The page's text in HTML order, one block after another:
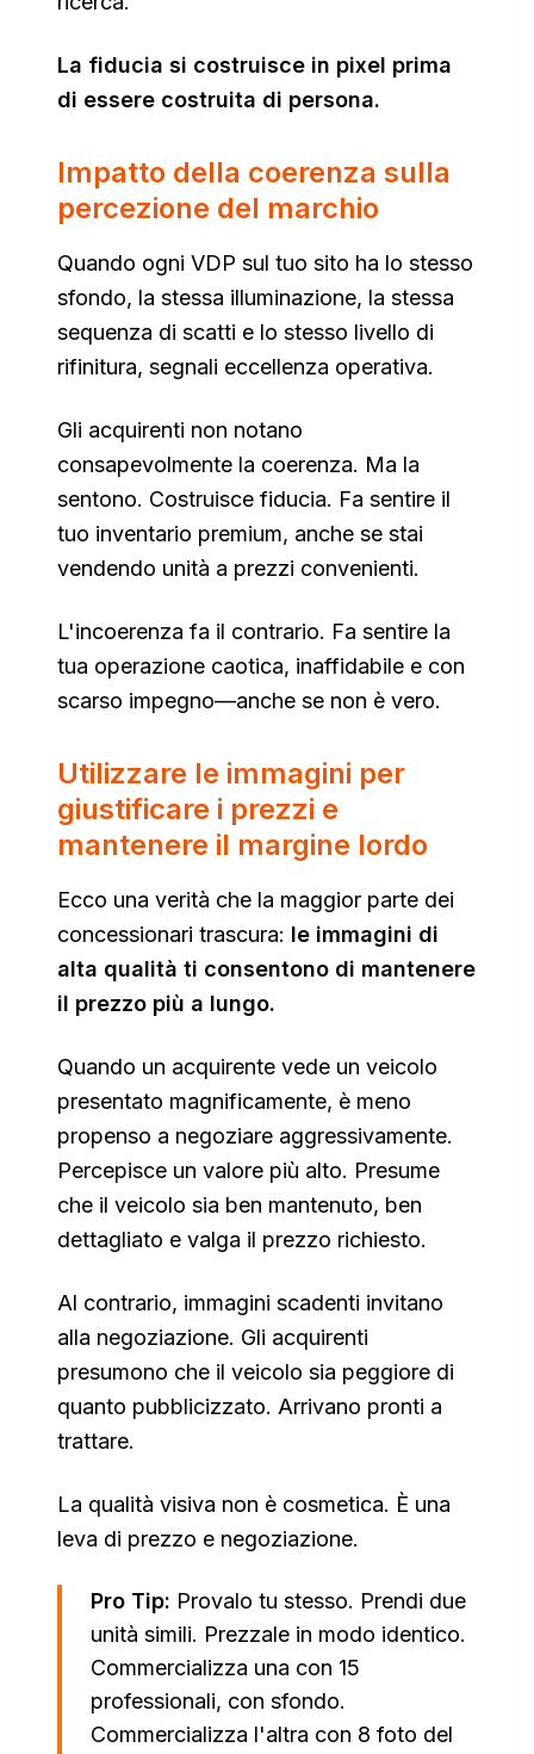
La fiducia si costruisce in pixel prima
di essere costruita di persona.
Impatto della coerenza sulla
percezione del marchio
Quando ogni VDP sul tuo sito ha lo stesso
sfondo, la stessa illuminazione, la stessa
sequenza di scatti e lo stesso livello di
rifinitura, segnali eccellenza operativa.
Gli acquirenti non notano
consapevolmente la coerenza. Ma la
sentono. Costruisce fiducia. Fa sentire il
tuo inventario premium, anche se stai
vendendo unità a prezzi convenienti.
L'incoerenza fa il contrario. Fa sentire la
tua operazione caotica, inaffidabile e con
scarso impegno—anche se non è vero.
Utilizzare le immagini per
giustificare i prezzi e
mantenere il margine lordo
Ecco una verità che la maggior parte dei
concessionari trascura: le immagini di
alta qualità ti consentono di mantenere
il prezzo più a lungo.
Quando un acquirente vede un veicolo
presentato magnificamente, è meno
propenso a negoziare aggressivamente.
Percepisce un valore più alto. Presume
che il veicolo sia ben mantenuto, ben
dettagliato e valga il prezzo richiesto.
Al contrario, immagini scadenti invitano
alla negoziazione. Gli acquirenti
presumono che il veicolo sia peggiore di
quanto pubblicizzato. Arrivano pronti a
trattare.
La qualità visiva non è cosmetica. È una
leva di prezzo e negoziazione.
Pro Tip: Provalo tu stesso. Prendi due
unità simili. Prezzale in modo identico.
Commercializza una con 15
professionali, con sfondo.
Commercializza l'altra con 8 foto del